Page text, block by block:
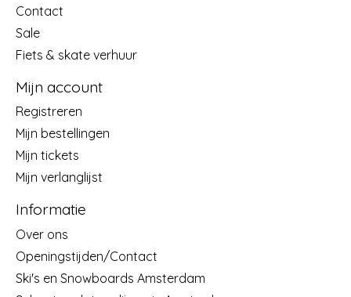
Contact
Sale
Fiets & skate verhuur
Mijn account
Registreren
Mijn bestellingen
Mijn tickets
Mijn verlanglijst
Informatie
Over ons
Openingstijden/Contact
Ski's en Snowboards Amsterdam